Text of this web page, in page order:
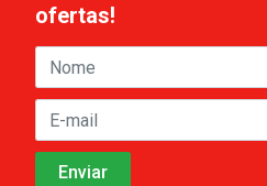
ofertas!